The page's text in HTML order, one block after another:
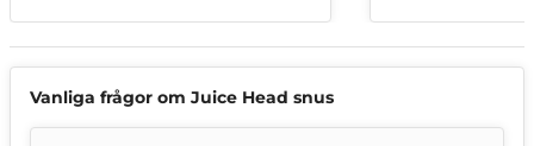
avgör hur starkt
Vanliga frågor om Juice Head snus